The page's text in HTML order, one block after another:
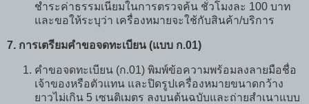
ชำระค่าธรรมเนียมในการตรวจค้น ชั่วโมงละ 100 บาท
และขอให้ระบุว่า เครื่องหมายจะใช้กับสินค้า/บริการ
7. การเตรียมคำขอจดทะเบียน (แบบ ก.01)
คำขอจดทะเบียน (ก.01) พิมพ์ข้อความพร้อมลงลายมือชื่อ
เจ้าของหรือตัวแทน และปิดรูปเครื่องหมายขนาดกว้าง
ยาวไม่เกิน 5 เซนติเมตร ลงบนต้นฉบับและถ่ายสำเนาแบบ